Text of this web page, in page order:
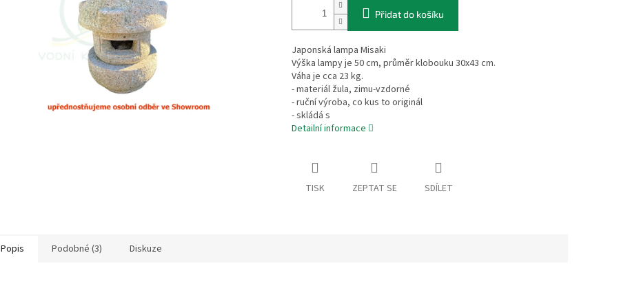
Přidat do košíku
Japonská lampa Misaki
Výška lampy je 50 cm, průměr klobouku 30x43 cm.
Váha je cca 23 kg.
- materiál žula, zimu-vzdorné
- ruční výroba, co kus to originál
- skládá s
Detailní informace
TISK ZEPTAT SE SDÍLET
Popis Podobné (3) Diskuze